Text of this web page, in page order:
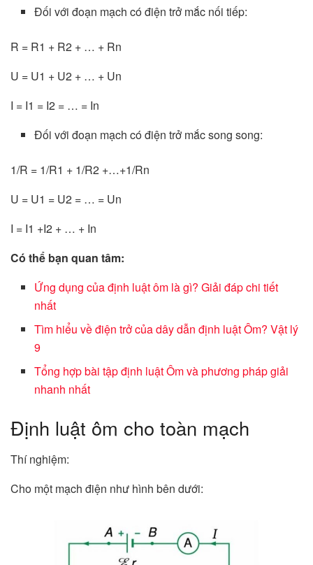
Đối với đoạn mạch có điện trở mắc nối tiếp:
R = R1 + R2 + … + Rn
U = U1 + U2 + … + Un
I = I1 = I2 = … = In
Đối với đoạn mạch có điện trở mắc song song:
1/R = 1/R1 + 1/R2 +…+1/Rn
U = U1 = U2 = … = Un
I = I1 +I2 + … + In
Có thể bạn quan tâm:
Ứng dụng của định luật ôm là gì? Giải đáp chi tiết
nhất
Tìm hiểu về điện trở của dây dẫn định luật Ôm? Vật lý
9
Tổng hợp bài tập định luật Ôm và phương pháp giải
nhanh nhất
Định luật ôm cho toàn mạch
Thí nghiệm:
Cho một mạch điện như hình bên dưới: